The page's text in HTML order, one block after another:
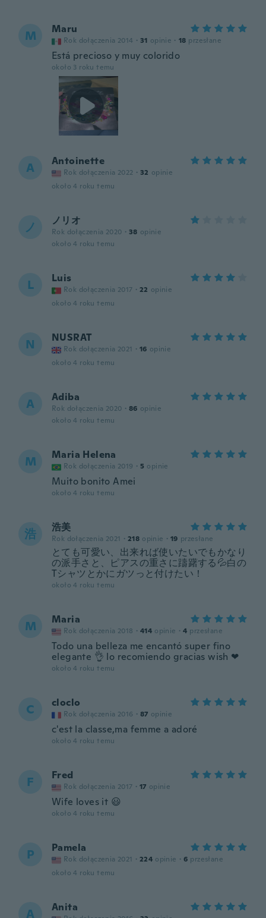
M Maru
Rok dołączenia 2014 · 31 opinie · 18 przesłane
Está precioso y muy colorido
około 3 roku temu
A Antoinette
Rok dołączenia 2022 · 32 opinie
około 4 roku temu
ノ ノリオ
Rok dołączenia 2020 · 38 opinie
około 4 roku temu
L Luis
Rok dołączenia 2017 · 22 opinie
około 4 roku temu
N NUSRAT
Rok dołączenia 2021 · 16 opinie
około 4 roku temu
A Adiba
Rok dołączenia 2020 · 86 opinie
około 4 roku temu
M Maria Helena
Rok dołączenia 2019 · 5 opinie
Muito bonito Amei
około 4 roku temu
浩 浩美
Rok dołączenia 2021 · 218 opinie · 19 przesłane
とても可愛い、出来れば使いたいでもかなり
の派手さと、ピアスの重さに躊躇する💦白の
Tシャツとかにガツっと付けたい！
około 4 roku temu
M Maria
Rok dołączenia 2018 · 414 opinie · 4 przesłane
Todo una belleza me encantó super fino
elegante 👌 lo recomiendo gracias wish ❤
około 4 roku temu
C cloclo
Rok dołączenia 2016 · 87 opinie
c'est la classe,ma femme a adoré
około 4 roku temu
F Fred
Rok dołączenia 2017 · 17 opinie
Wife loves it 😃
około 4 roku temu
P Pamela
Rok dołączenia 2021 · 224 opinie · 6 przesłane
około 4 roku temu
A Anita